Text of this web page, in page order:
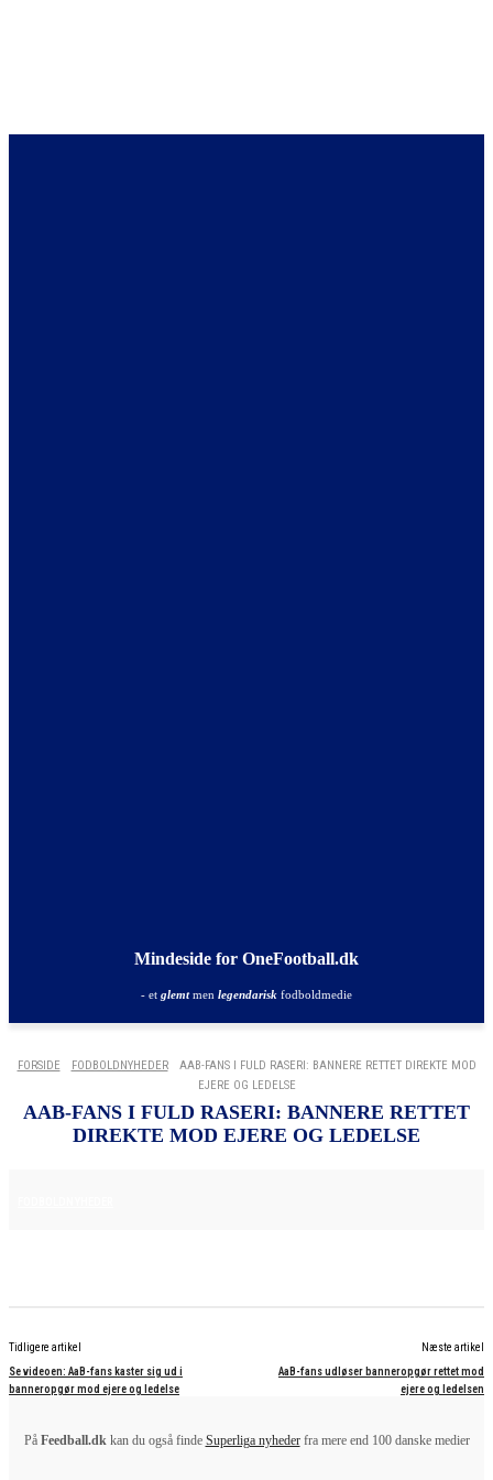
Mindeside for OneFootball.dk
- et glemtmen legendarisk fodboldmedie
FORSIDE FODBOLDNYHEDER
AAB-FANS I FULD RASERI: BANNERE RETTET DIREKTE MOD
EJERE OG LEDELSE
AAB-FANS I FULD RASERI: BANNERE RETTET
DIREKTE MOD EJERE OG LEDELSE
Tidligere artikel
Se videoen: AaB-fans kaster sig ud i
banneropgør mod ejere og ledelse
Næste artikel
AaB-fans udløser banneropgør rettet mod
ejere og ledelsen
På Feedball.dkkan du også finde Superliga nyhederfra mere end 100 danske medier